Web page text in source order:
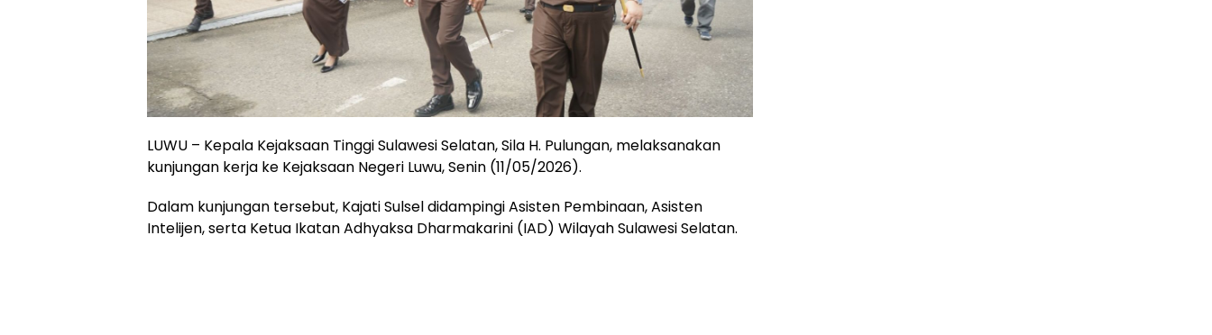
LUWU – Kepala Kejaksaan Tinggi Sulawesi Selatan, Sila H. Pulungan, melaksanakan
kunjungan kerja ke Kejaksaan Negeri Luwu, Senin (11/05/2026).
Dalam kunjungan tersebut, Kajati Sulsel didampingi Asisten Pembinaan, Asisten
Intelijen, serta Ketua Ikatan Adhyaksa Dharmakarini (IAD) Wilayah Sulawesi Selatan.